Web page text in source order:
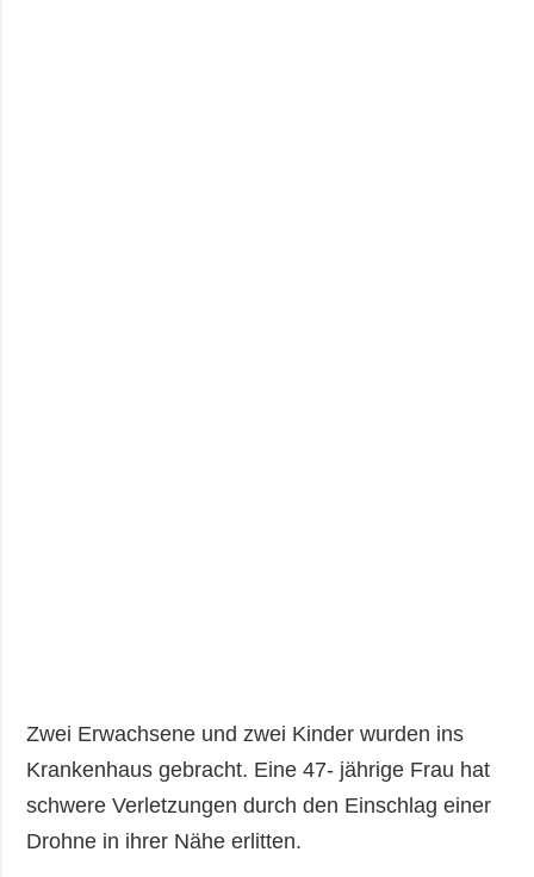
Zwei Erwachsene und zwei Kinder wurden ins
Krankenhaus gebracht. Eine 47- jährige Frau hat
schwere Verletzungen durch den Einschlag einer
Drohne in ihrer Nähe erlitten.